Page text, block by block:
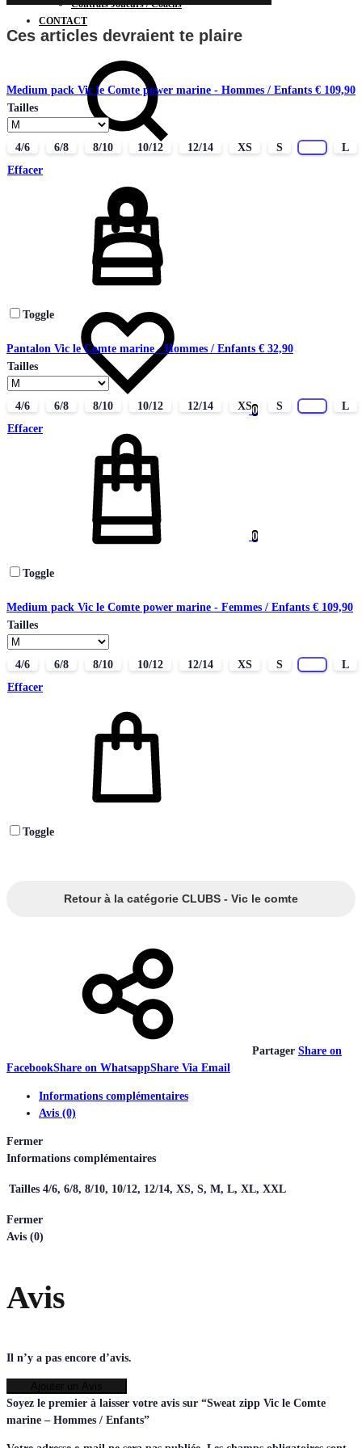
Contrats Joueurs / Coachs
CONTACT
0
0
Ces articles devraient te plaire
Medium pack Vic le Comte power marine - Hommes / Enfants € 109,90
Tailles
4/6 6/8 8/10 10/12 12/14 XS S
L
Effacer
Toggle
Pantalon Vic le Comte marine - Hommes / Enfants € 32,90
Tailles
4/6 6/8 8/10 10/12 12/14 XS S
L
Effacer
Toggle
Medium pack Vic le Comte power marine - Femmes / Enfants € 109,90
Tailles
4/6 6/8 8/10 10/12 12/14 XS S
L
Effacer
Toggle
Retour à la catégorie CLUBS - Vic le comte
Partager Share on
FacebookShare on WhatsappShare Via Email
Informations complémentaires
Avis (0)
Fermer
Informations complémentaires
Tailles 4/6, 6/8, 8/10, 10/12, 12/14, XS, S, M, L, XL, XXL
Fermer
Avis (0)
Avis
Il n’y a pas encore d’avis.
Soyez le premier à laisser votre avis sur “Sweat zipp Vic le Comte
marine – Hommes / Enfants”